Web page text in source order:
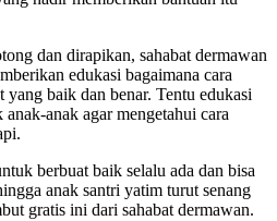
dan dirapikan, sahabat dermawan
edukasi bagaimana cara
yang baik dan benar. Tentu edukasi
anak agar mengetahui cara
berbuat baik selalu ada dan bisa
anak santri yatim turut senang
gratis ini dari sahabat dermawan.